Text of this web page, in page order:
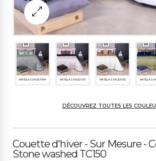
MATELASSAGE F094 MATELASSAGE F131 MATELASSAGE F012
DÉCOUVREZ TOUTES LES
Couette d'hiver - Sur Mesure -
Stone washed TC150